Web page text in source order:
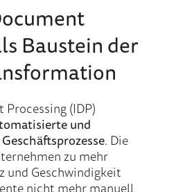
Baustein der
(IDP)
und
. Die
zu mehr
und Geschwindigkeit
nicht mehr manuell